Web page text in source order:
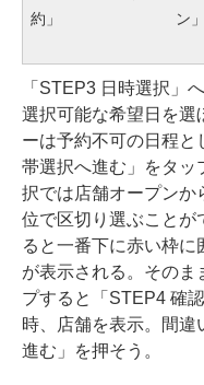
約」
ン」
「STEP3 日時選択」
選択可能な希望日を選
ーは予約不可の日程と
帯選択へ進む」をタッ
択では店舗オープンか
位で区切り選ぶことが
ると一番下に赤い枠
が表示される。そのま
プすると「STEP4 確
時、店舗を表示。間違
進む」を押そう。